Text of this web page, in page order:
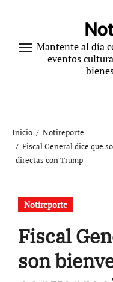
contenidoMantente al día
eventos
Inicio
Notireporte
Fiscal General dice que
directas con Trump
Notireporte
Fiscal
son